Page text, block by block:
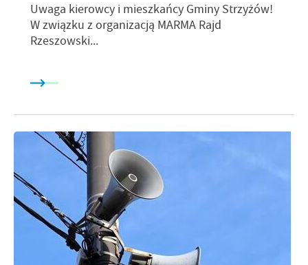
Uwaga kierowcy i mieszkańcy Gminy Strzyżów!
W związku z organizacją MARMA Rajd
Rzeszowski...